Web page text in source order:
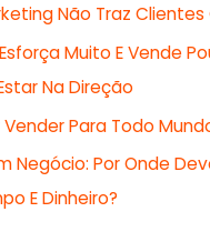
Não Traz
Muito E Vende
Na Direção
Vender Para Todo
Negócio: Por Onde
E Dinheiro?